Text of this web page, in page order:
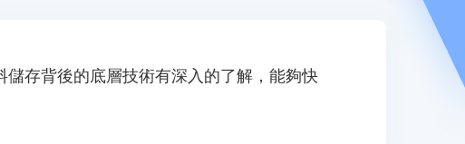
存背後的底層技術有深入的了解，能夠快